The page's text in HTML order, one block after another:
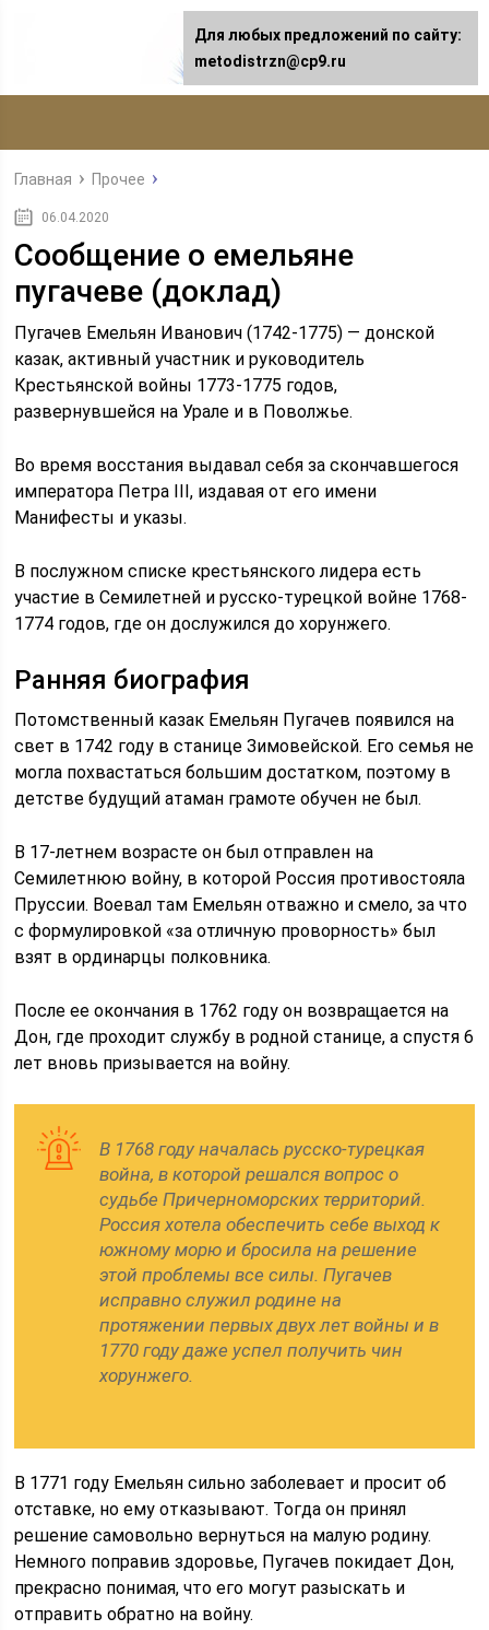
Главная Прочее
06.04.2020
Сообщение о емельяне
пугачеве (доклад)
Пугачев Емельян Иванович (1742-1775) — донской
казак, активный участник и руководитель
Крестьянской войны 1773-1775 годов,
развернувшейся на Урале и в Поволжье.
Во время восстания выдавал себя за скончавшегося
императора Петра III, издавая от его имени
Манифесты и указы.
В послужном списке крестьянского лидера есть
участие в Семилетней и русско-турецкой войне 1768-
1774 годов, где он дослужился до хорунжего.
Ранняя биография
Потомственный казак Емельян Пугачев появился на
свет в 1742 году в станице Зимовейской. Его семья не
могла похвастаться большим достатком, поэтому в
детстве будущий атаман грамоте обучен не был.
В 17-летнем возрасте он был отправлен на
Семилетнюю войну, в которой Россия противостояла
Пруссии. Воевал там Емельян отважно и смело, за что
с формулировкой «за отличную проворность» был
взят в ординарцы полковника.
После ее окончания в 1762 году он возвращается на
Дон, где проходит службу в родной станице, а спустя 6
лет вновь призывается на войну.
В 1768 году началась русско-турецкая
война, в которой решался вопрос о
судьбе Причерноморских территорий.
Россия хотела обеспечить себе выход к
южному морю и бросила на решение
этой проблемы все силы. Пугачев
исправно служил родине на
протяжении первых двух лет войны и в
1770 году даже успел получить чин
хорунжего.
В 1771 году Емельян сильно заболевает и просит об
отставке, но ему отказывают. Тогда он принял
решение самовольно вернуться на малую родину.
Немного поправив здоровье, Пугачев покидает Дон,
прекрасно понимая, что его могут разыскать и
отправить обратно на войну.
Для любых предложений по сайту:
metodistrzn@cp9.ru